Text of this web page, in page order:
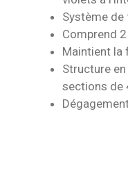
Système
Comprend
Maintient la
Structure
sections de
Dégagement